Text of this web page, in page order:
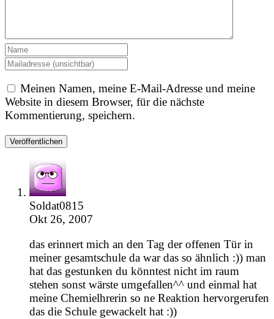
Meinen Namen, meine E-Mail-Adresse und meine
Website in diesem Browser, für die nächste
Kommentierung, speichern.
Soldat0815
Okt 26, 2007
das erinnert mich an den Tag der offenen Tür in
meiner gesamtschule da war das so ähnlich :)) man
hat das gestunken du könntest nicht im raum
stehen sonst wärste umgefallen^^ und einmal hat
meine Chemielhrerin so ne Reaktion hervorgerufen
das die Schule gewackelt hat :))